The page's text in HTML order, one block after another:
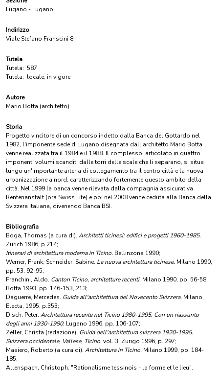
Lugano - Lugano
Indirizzo
Viale Stefano Franscini 8
Tutela
Tutela: 587
Tutela: locale, in vigore
Autore
Mario Botta (architetto)
Storia
Progetto vincitore di un concorso indetto dalla Banca del Gottardo nel
1982, l'imponente sede di Lugano disegnata dall'architetto Mario Botta
venne realizzata tra il 1984 e il 1988. Il complesso, articolato in quattro
imponenti volumi scanditi dalle torri delle scale che li separano, si situa
lungo un'importante arteria di collegamento tra il centro città e la nuova
urbanizzazione a nord, caratterizzando fortemente questo ambito della
città. Nel 1999 la banca venne rilevata dalla compagnia assicurativa
Rentenanstalt (ora Swiss Life) e poi nel 2008 venne ceduta alla Banca della
Svizzera Italiana, divenendo Banca BSI.
Bibliografia
Boga, Thomas (a cura di). Architetti ticinesi: edifici e progetti 1960-1985.
Zürich 1986, p.214;
Itinerari di architettura moderna in Ticino. Bellinzona 1990;
Werner, Frank; Schneider, Sabine. La nuova architettura ticinese. Milano 1990,
pp. 53, 92-95;
Franchini, Aldo. Canton Ticino, architetture recenti. Milano 1990, pp. 56-58;
Botta 1993, pp. 146-153, 213;
Daguerre, Mercedes. Guida all'architettura del Novecento Svizzera. Milano,
Electa, 1995, p.353;
Disch, Peter. Architettura recente nel Ticino 1980-1995. Con un riassunto
degli anni 1930-1980. Lugano 1996, pp. 106-107;
Zeller, Christa (redazione). Guida dell'architettura svizzera 1920-1995.
Svizzera occidentale, Vallese, Ticino, vol. 3. Zurigo 1996, p. 297;
Masiero, Roberto (a cura di). Architettura in Ticino. Milano 1999, pp. 184-
185;
Allenspach, Christoph. "Rationalisme tessinois - la forme et le lieu".